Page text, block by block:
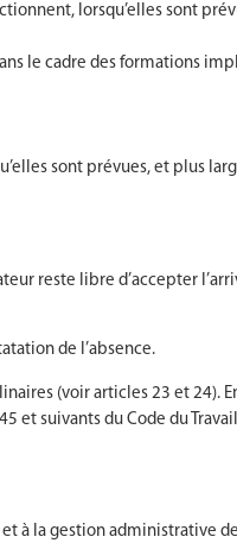
lorsqu’elles sont
le cadre des formations
sont prévues, et plus
reste libre d’accepter
de l’absence.
(voir articles 23 et 24).
et suivants du Code du
à la gestion administrative